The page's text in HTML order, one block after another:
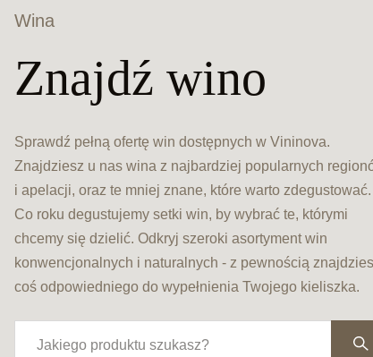
Wina
Znajdź wino
Sprawdź pełną ofertę win dostępnych w Vininova.
Znajdziesz u nas wina z najbardziej popularnych
i apelacji, oraz te mniej znane, które warto zdegustować.
Co roku degustujemy setki win, by wybrać te, którymi
chcemy się dzielić. Odkryj szeroki asortyment win
konwencjonalnych i naturalnych - z pewnością
coś odpowiedniego do wypełnienia Twojego kieliszka.